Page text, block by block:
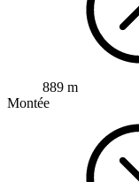
889 m
Montée